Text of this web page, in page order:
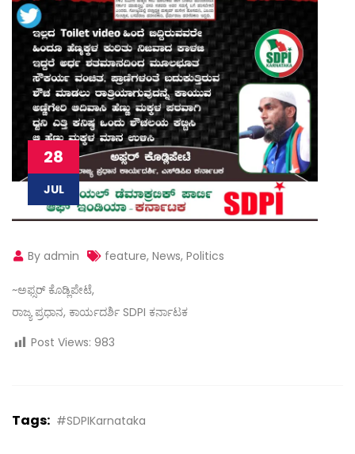
28
JUL
By admin feature, News, Politics
~ಅಫ್ಸರ್ ಕೊಡ್ಲಿಪೇಟೆ,
ರಾಜ್ಯ ಪ್ರಧಾನ, ಕಾರ್ಯದರ್ಶಿ SDPI ಕರ್ನಾಟಕ
Post Views: 983
Tags: #SDPIKarnataka